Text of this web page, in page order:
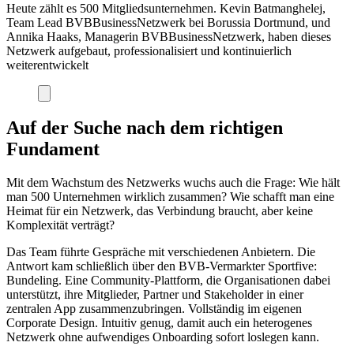
Heute zählt es 500 Mitgliedsunternehmen. Kevin Batmanghelej,
Team Lead BVBBusinessNetzwerk bei Borussia Dortmund, und
Annika Haaks, Managerin BVBBusinessNetzwerk, haben dieses
Netzwerk aufgebaut, professionalisiert und kontinuierlich
weiterentwickelt
Auf der Suche nach dem richtigen
Fundament
Mit dem Wachstum des Netzwerks wuchs auch die Frage: Wie hält
man 500 Unternehmen wirklich zusammen? Wie schafft man eine
Heimat für ein Netzwerk, das Verbindung braucht, aber keine
Komplexität verträgt?
Das Team führte Gespräche mit verschiedenen Anbietern. Die
Antwort kam schließlich über den BVB-Vermarkter Sportfive:
Bundeling. Eine Community-Plattform, die Organisationen dabei
unterstützt, ihre Mitglieder, Partner und Stakeholder in einer
zentralen App zusammenzubringen. Vollständig im eigenen
Corporate Design. Intuitiv genug, damit auch ein heterogenes
Netzwerk ohne aufwendiges Onboarding sofort loslegen kann.